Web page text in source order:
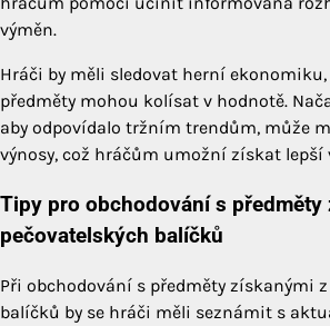
výměn.
Hráči by měli sledovat herní
předměty mohou kolísat v hodnotě.
aby odpovídalo tržním trendům, může
výnosy, což hráčům umožní získat lepší
Tipy pro obchodování s předměty
pečovatelských balíčků
Při obchodování s předměty získanými
balíčků by se hráči měli seznámit s